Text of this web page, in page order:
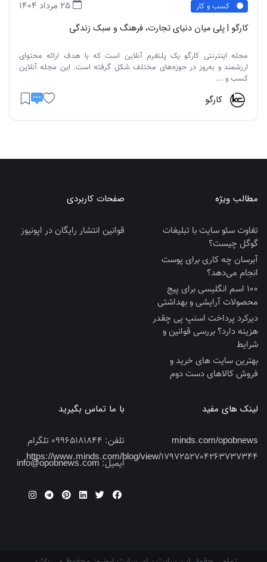
کسب و کار
کارگو | پلی میان دنیای تجارت، فرهنگ و سبک زندگی
مجله اینترنتی کارگو یک پلتفرم آنلاین است که با هدف ارائه محتوای
ارزشمند و به‌روز در حوزه‌های مختلف شکل گرفته است. این مجله آنلاین
کسب و ...
کارگو
مطالب ویژه
تفاوت سئو سایت با تبلیغات
گوگل چیست؟
آبرسان چه کاری برای پوست
انجام می‌دهد؟
100 اسم انگلیسی برای پیج
محصولات آرایشی و بهداشتی
دیرکرد پرداخت اسنپ پی چقدر
هزینه دارد؟ بررسی قوانین و
شرایط
بهترین سایت‌ های خرید و
فروش کالاهای دست‌ دوم
صفحات کاربردی
قوانین انتشار رایگان در اپونیوز
لینک های مفید
minds.com/opobnews
https://www.minds.com/blog/view/1797252704263737344
با ما تماس بگیرید
تلفن:
ایمیل:info@opobnews.com